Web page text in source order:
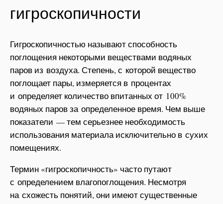
гигроскопичности
Гигроскопичностью называют способность
поглощения некоторыми веществами водяных
паров из воздуха. Степень, с которой вещество
поглощает пары, измеряется в процентах
и определяет количество впитанных от 100%
водяных паров за определенное время. Чем выше
показатели — тем серьезнее необходимость
использования материала исключительно в сухих
помещениях.
Термин «гигроскопичность» часто путают
с определением влагопоглощения. Несмотря
на схожесть понятий, они имеют существенные